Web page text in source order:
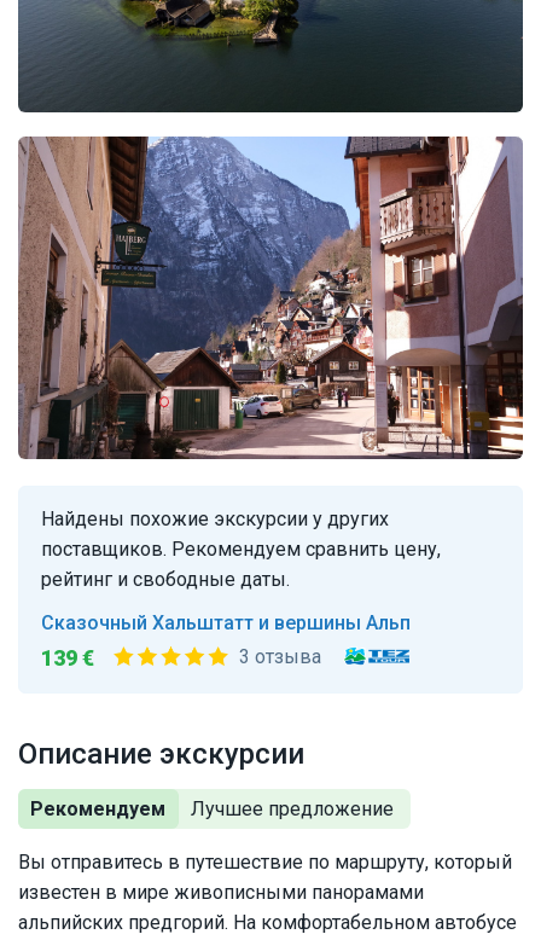
Описание экскурсии
Рекомендуем
Вы отправитесь в путешествие по маршруту, который
известен в мире живописными панорамами
альпийских предгорий. На комфортабельном автобусе
Найдены похожие экскурсии у других
поставщиков. Рекомендуем сравнить цену,
рейтинг и свободные даты.
Сказочный Хальштатт и вершины Альп
139 € 3 отзыва